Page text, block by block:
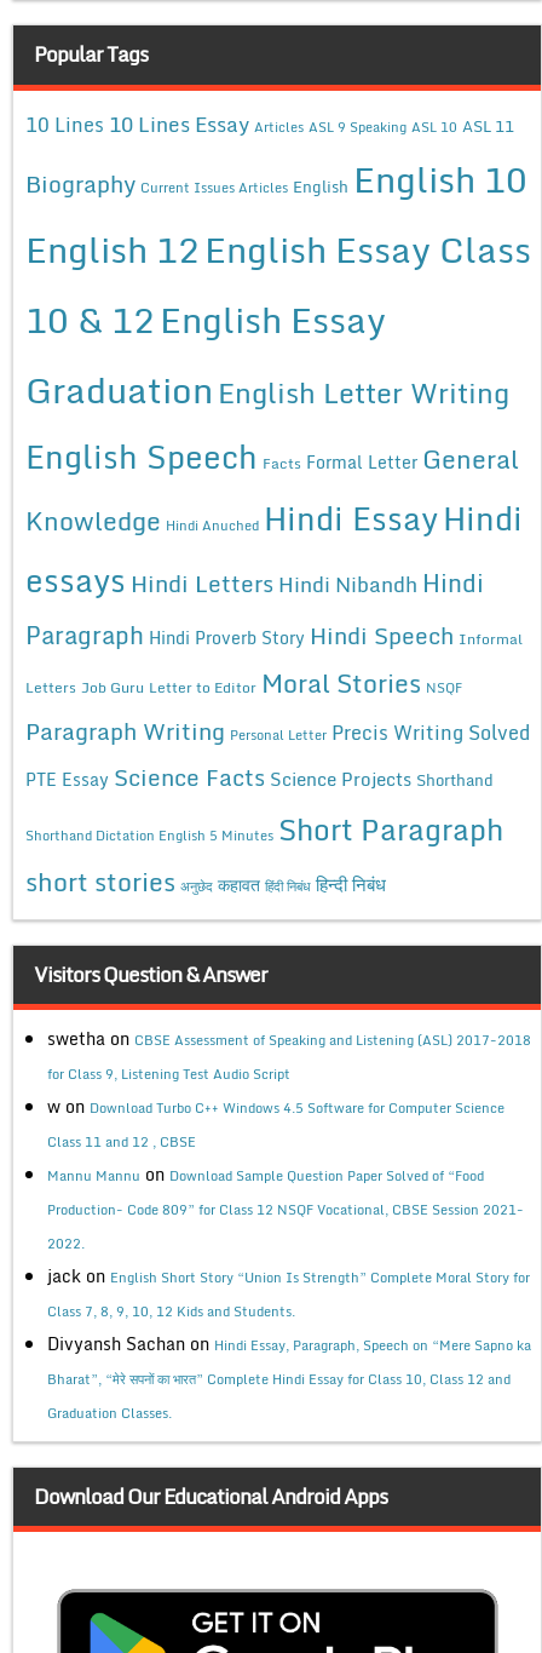
Popular Tags
10 Lines 10 Lines Essay Articles ASL 9 Speaking ASL 10 ASL 11
Biography Current Issues Articles English English 10
English 12English Essay Class
10 & 12English Essay
Graduation English Letter Writing
English Speech Facts Formal Letter General
Knowledge Hindi Anuched Hindi EssayHindi
essays Hindi Letters Hindi Nibandh Hindi
Paragraph Hindi Proverb Story Hindi Speech Informal
Letters Job Guru Letter to Editor Moral Stories NSQF
Paragraph Writing Personal Letter Precis Writing Solved
PTE Essay Science Facts Science Projects Shorthand
Shorthand Dictation English 5 Minutes Short Paragraph
short stories अनुछेद कहावत हिंदी निबंध हिन्दी निबंध
Visitors Question & Answer
swetha on CBSE Assessment of Speaking and Listening (ASL) 2017-2018
for Class 9, Listening Test Audio Script
w on Download Turbo C++ Windows 4.5 Software for Computer Science
Class 11 and 12 , CBSE
Mannu Mannu on Download Sample Question Paper Solved of “Food
Production- Code 809” for Class 12 NSQF Vocational, CBSE Session 2021-
2022.
jack on English Short Story “Union Is Strength” Complete Moral Story for
Class 7, 8, 9, 10, 12 Kids and Students.
Divyansh Sachan on Hindi Essay, Paragraph, Speech on “Mere Sapno ka
Bharat”, “मेरे सपनों का भारत” Complete Hindi Essay for Class 10, Class 12 and
Graduation Classes.
Download Our Educational Android Apps